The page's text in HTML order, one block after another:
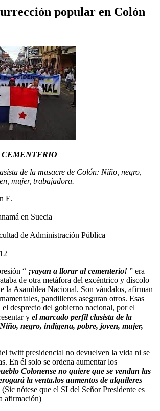
popular en Colón
de la masacre de Colón: Niño, negro,
mujer, trabajadora.
E.
en Suecia
de Administración Pública
“ ¡vayan a llorar al cementerio! ” era
de otra metáfora del excéntrico y díscolo
la Asamblea Nacional. Son vándalos, afirman
pandilleros aseguran otros. Esas
el desprecio del gobierno nacional, por el
y el marcado perfil clasista de la
negro, indígena, pobre, joven, mujer,
twitt presidencial no devuelven la vida ni se
En él solo se ordena aumentar los
Colonense no quiere que se vendan las
la venta.los aumentos de alquileres
(Sic nótese que el SI del Señor Presidente es
afirmación)